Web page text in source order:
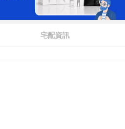
宅配資訊